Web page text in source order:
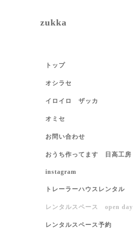
zukka
トップ
オシラセ
イロイロ ザッカ
オミセ
お問い合わせ
おうち作ってます 日高工房
instagram
トレーラーハウスレンタル
レンタルスペース open day
レンタルスペース予約